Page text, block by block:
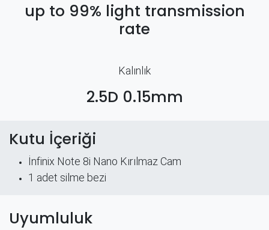
up to 99% light transmission
rate
Kalınlık
2.5D 0.15mm
Kutu İçeriği
İnfinix Note 8i Nano Kırılmaz Cam
​1 adet silme bezi
Uyumluluk